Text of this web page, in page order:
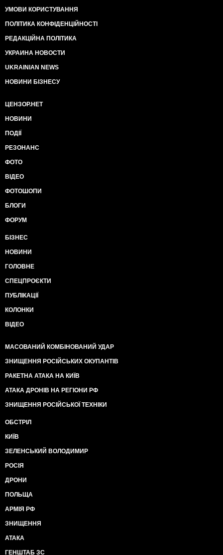
УМОВИ КОРИСТУВАННЯ
ПОЛІТИКА КОНФІДЕНЦІЙНОСТІ
РЕДАКЦІЙНА ПОЛІТИКА
УКРАИНА НОВОСТИ
UKRAINIAN NEWS
НОВИНИ БІЗНЕСУ
ЦЕНЗОР.НЕТ
НОВИНИ
ПОДІЇ
РЕЗОНАНС
ФОТО
ВІДЕО
ФОТОШОПИ
БЛОГИ
ФОРУМ
БІЗНЕС
НОВИНИ
ГОЛОВНЕ
СПЕЦПРОЄКТИ
ПУБЛІКАЦІЇ
КОЛОНКИ
ВІДЕО
МАСОВАНИЙ КОМБІНОВАНИЙ УДАР
ЗНИЩЕННЯ РОСІЙСЬКИХ ОКУПАНТІВ
РАКЕТНА АТАКА НА КИЇВ
АТАКА ДРОНІВ НА РЕГІОНИ РФ
ЗНИЩЕННЯ РОСІЙСЬКОЇ ТЕХНІКИ
ОБСТРІЛ
КИЇВ
ЗЕЛЕНСЬКИЙ ВОЛОДИМИР
РОСІЯ
ДРОНИ
ПОЛЬЩА
АРМІЯ РФ
ЗНИЩЕННЯ
АТАКА
ГЕНШТАБ ЗС